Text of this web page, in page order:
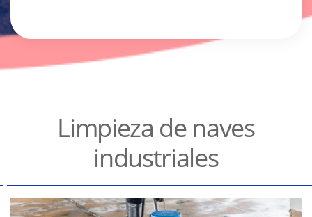
Limpieza de naves
industriales